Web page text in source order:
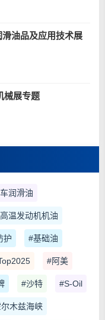
油品及应用技术展
械展专题
润滑油
温发动机机油
护 #基础油
#阿美
#沙特 #S-Oil
木兹海峡